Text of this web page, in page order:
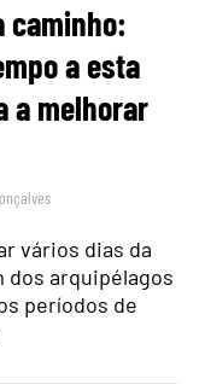
caminho:
a esta
a melhorar
vários dias da
dos arquipélagos
períodos de